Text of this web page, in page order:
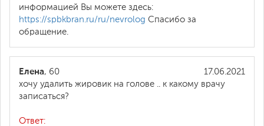
информацией Вы можете здесь:
https://spbkbran.ru/ru/nevrolog Спасибо за
обращение.
17.06.2021
Елена, 60
хочу удалить жировик на голове .. к какому врачу
записаться?
Ответ: